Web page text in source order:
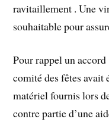
ravitaillement . Une
souhaitable pour
Pour rappel un
comité des fêtes avait
matériel fournis lors
contre partie d’une